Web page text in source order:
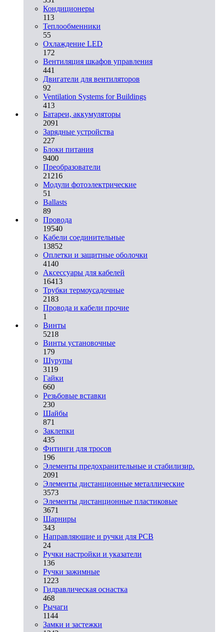
Кондиционеры
113
Теплообменники
55
Охлаждение LED
172
Вентиляция шкафов управления
441
Двигатели для вентиляторов
92
Ventilation Systems for Buildings
413
Батареи, аккумуляторы
2091
Зарядные устройства
227
Блоки питания
9400
Преобразователи
21216
Модули фотоэлектрические
51
Ballasts
89
Провода
19540
Кабели соединительные
13852
Оплетки и защитные оболочки
4140
Аксессуары для кабелей
16413
Трубки термоусадочные
2183
Провода и кабели прочие
1
Винты
5218
Винты установочные
179
Шурупы
3119
Гайки
660
Резьбовые вставки
230
Шайбы
871
Заклепки
435
Фитинги для тросов
196
Элементы предохранительные и стабилизир.
2091
Элементы дистанционные металлические
3573
Элементы дистанционные пластиковые
3671
Шарниры
343
Направляющие и ручки для PCB
24
Ручки настройки и указатели
136
Ручки зажимные
1223
Гидравлическая оснастка
468
Рычаги
1144
Замки и застежки